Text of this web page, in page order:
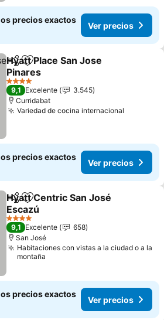
precios exactos
Ver precios
CompartirAgregar a favoritos
Hyatt Place San Jose
Pinares
4 Estrellas
9,1 Excelente
3.545
Curridabat
Variedad de cocina internacional
precios exactos
Ver precios
CompartirAgregar a favoritos
Hyatt Centric San José
Escazú
4 Estrellas
9,1 Excelente
658
San José
Habitaciones con vistas a la ciudad o a la
montaña
precios exactos
Ver precios